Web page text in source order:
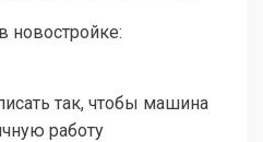
новостройке:
так, чтобы машина
работу